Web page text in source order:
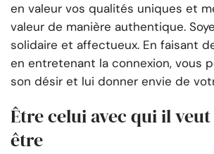
en valeur vos qualités uniques et
valeur de manière authentique.
solidaire et affectueux. En faisant
en entretenant la connexion, vous
son désir et lui donner envie de
Être celui avec qui il
être